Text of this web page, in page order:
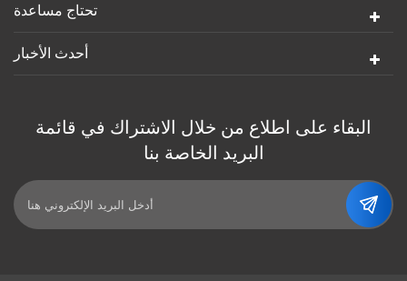
تحتاج مساعدة
أحدث الأخبار
البقاء على اطلاع من خلال الاشتراك في قائمة
البريد الخاصة بنا